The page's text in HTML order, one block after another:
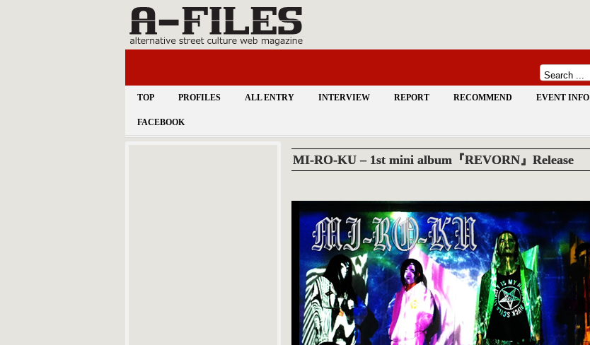
TOP PROFILES ALL ENTRY INTERVIEW REPORT RECOMMEND EVENT INFO
FACEBOOK
MI-RO-KU – 1st mini album『REVORN』Release